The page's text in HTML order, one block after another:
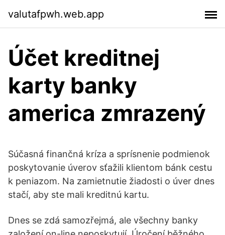
valutafpwh.web.app
Účet kreditnej
karty banky
america zmrazený
Súčasná finančná kríza a sprísnenie podmienok
poskytovanie úverov sťažili klientom bánk cestu
k peniazom. Na zamietnutie žiadosti o úver dnes
stačí, aby ste mali kreditnú kartu.
Dnes se zdá samozřejmá, ale všechny banky